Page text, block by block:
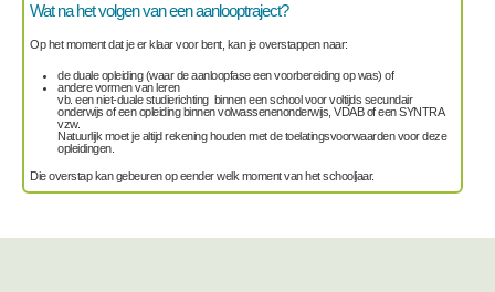
Wat na het volgen van een aanlooptraject?
Op het moment dat je er klaar voor bent, kan je overstappen naar:
de duale opleiding (waar de aanloopfase een voorbereiding op was) of
andere vormen van leren
vb. een niet-duale studierichting binnen een school voor voltijds secundair
onderwijs of een opleiding binnen volwassenenonderwijs, VDAB of een SYNTRA
vzw.
Natuurlijk moet je altijd rekening houden met de toelatingsvoorwaarden voor deze
opleidingen.
Die overstap kan gebeuren op eender welk moment van het schooljaar.